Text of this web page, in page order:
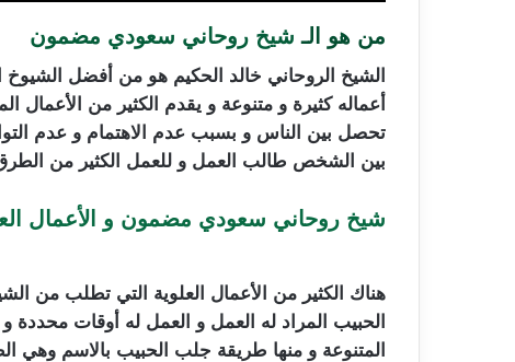
من هو الـ شيخ روحاني سعودي مضمون
الشيخ الروحاني خالد الحكيم هو من أفضل
أعماله كثيرة و متنوعة و يقدم الكثير من
تحصل بين الناس و بسبب عدم الاهتمام و عدم
بين الشخص طالب العمل و للعمل الكثير من
شيخ روحاني سعودي مضمون و الأعمال
هناك الكثير من الأعمال العلوية التي تطلب من
الحبيب المراد له العمل و العمل له أوقات
المتنوعة و منها طريقة جلب الحبيب بالاسم وهي